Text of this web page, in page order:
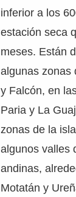
inferior a los
estación seca
meses. Están
algunas zonas
y Falcón, en
Paria y La
zonas de la
algunos valles
andinas,
Motatán y